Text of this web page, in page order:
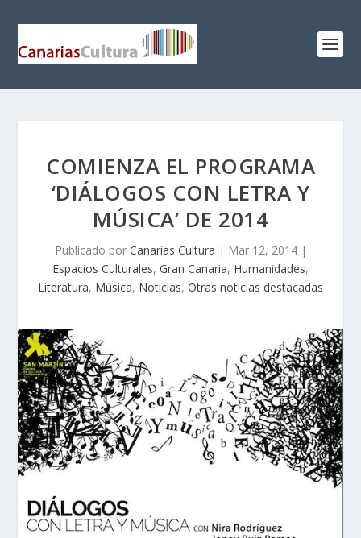
COMIENZA EL PROGRAMA
‘DIÁLOGOS CON LETRA Y
MÚSICA’ DE 2014
Publicado por Canarias Cultura | Mar 12, 2014|
Espacios Culturales, Gran Canaria, Humanidades,
Literatura, Música, Noticias, Otras noticias destacadas